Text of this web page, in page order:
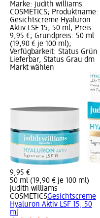
Marke: judith williams
COSMETICS; Produktname:
Gesichtscreme Hyaluron
Aktiv LSF 15, 50 ml; Preis:
9,95 €; Grundpreis: 50 ml
(19,90 € je 100 ml);
Verfügbarkeit: Status Grün
Lieferbar, Status Grau dm
Markt wählen
9,95 €
50 ml (19,90 € je 100 ml)
judith williams
COSMETICSGesichtscreme
Hyaluron Aktiv LSF 15, 50
ml